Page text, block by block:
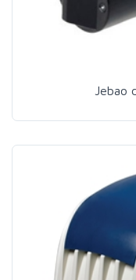
Jebao